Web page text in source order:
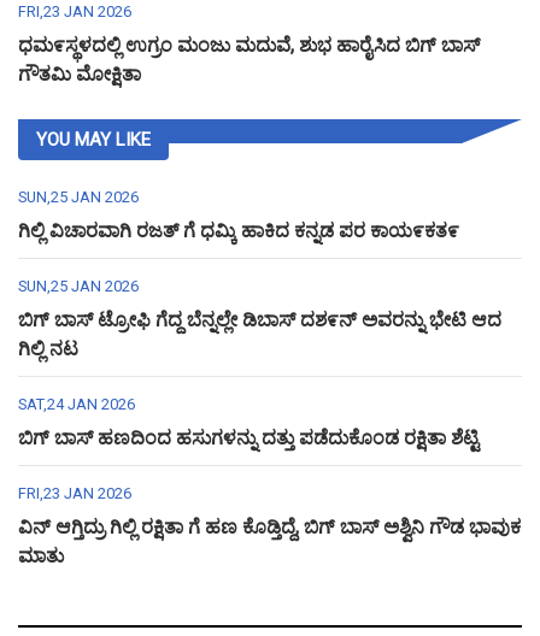
FRI,23 JAN 2026
ಧಮ೯ಸ್ಥಳದಲ್ಲಿ ಉಗ್ರಂ ಮಂಜು ಮದುವೆ, ಶುಭ ಹಾರೈಸಿದ ಬಿಗ್ ಬಾಸ್
ಗೌತಮಿ ಮೋಕ್ಷಿತಾ
YOU MAY LIKE
SUN,25 JAN 2026
ಗಿಲ್ಲಿ ವಿಚಾರವಾಗಿ ರಜತ್ ಗೆ ಧಮ್ಕಿ ಹಾಕಿದ ಕನ್ನಡ ಪರ ಕಾಯ೯ಕತ೯
SUN,25 JAN 2026
ಬಿಗ್ ಬಾಸ್ ಟ್ರೋಫಿ ಗೆದ್ದ ಬೆನ್ನಲ್ಲೇ ಡಿಬಾಸ್ ದಶ೯ನ್ ಅವರನ್ನು ಭೇಟಿ ಆದ
ಗಿಲ್ಲಿ ನಟ
SAT,24 JAN 2026
ಬಿಗ್ ಬಾಸ್ ಹಣದಿಂದ ಹಸುಗಳನ್ನು ದತ್ತು ಪಡೆದುಕೊಂಡ ರಕ್ಷಿತಾ ಶೆಟ್ಟಿ
FRI,23 JAN 2026
ವಿನ್ ಆಗ್ತಿದ್ರು ಗಿಲ್ಲಿ ರಕ್ಷಿತಾ ಗೆ ಹಣ ಕೊಡ್ತಿದ್ದೆ, ಬಿಗ್ ಬಾಸ್ ಅಶ್ವಿನಿ ಗೌಡ ಭಾವುಕ
ಮಾತು